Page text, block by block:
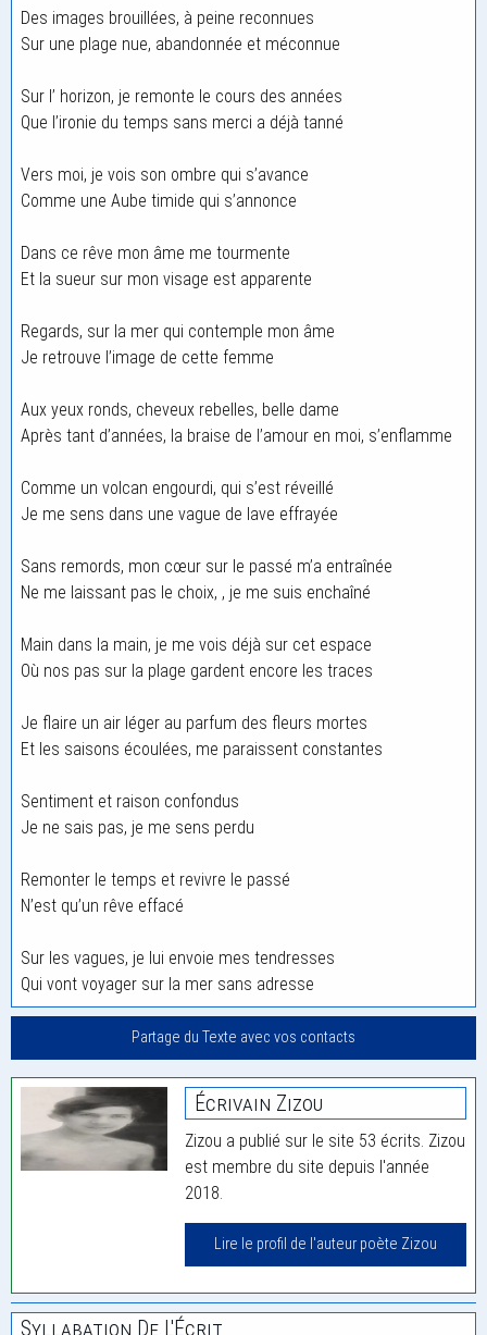
Des images brouillées, à peine reconnues
Sur une plage nue, abandonnée et méconnue
Sur l’ horizon, je remonte le cours des années
Que l’ironie du temps sans merci a déjà tanné
Vers moi, je vois son ombre qui s’avance
Comme une Aube timide qui s’annonce
Dans ce rêve mon âme me tourmente
Et la sueur sur mon visage est apparente
Regards, sur la mer qui contemple mon âme
Je retrouve l’image de cette femme
Aux yeux ronds, cheveux rebelles, belle dame
Après tant d’années, la braise de l’amour en moi, s’enflamme
Comme un volcan engourdi, qui s’est réveillé
Je me sens dans une vague de lave effrayée
Sans remords, mon cœur sur le passé m’a entraînée
Ne me laissant pas le choix, , je me suis enchaîné
Main dans la main, je me vois déjà sur cet espace
Où nos pas sur la plage gardent encore les traces
Je flaire un air léger au parfum des fleurs mortes
Et les saisons écoulées, me paraissent constantes
Sentiment et raison confondus
Je ne sais pas, je me sens perdu
Remonter le temps et revivre le passé
N’est qu’un rêve effacé
Sur les vagues, je lui envoie mes tendresses
Qui vont voyager sur la mer sans adresse
Partage du Texte avec vos contacts
Écrivain Zizou
Zizou a publié sur le site 53 écrits. Zizou
est membre du site depuis l'année
2018.
Lire le profil de l'auteur poète Zizou
Syllabation De L'Écrit